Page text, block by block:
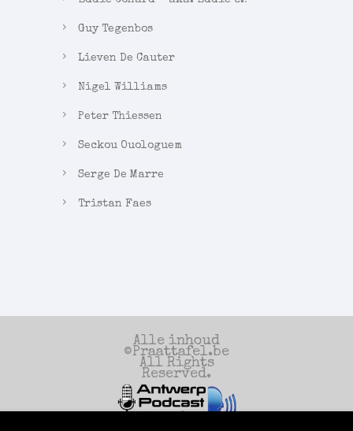
Guy Tegenbos
Lieven De Cauter
Nigel Williams
Peter Thiessen
Seckou Ouologuem
Serge De Marre
Tristan Faes
Alle inhoud
©Praattafel.be
All Rights
Reserved.